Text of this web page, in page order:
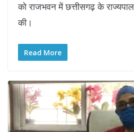
को राजभवन में छत्तीसगढ़ के
की।
Read More